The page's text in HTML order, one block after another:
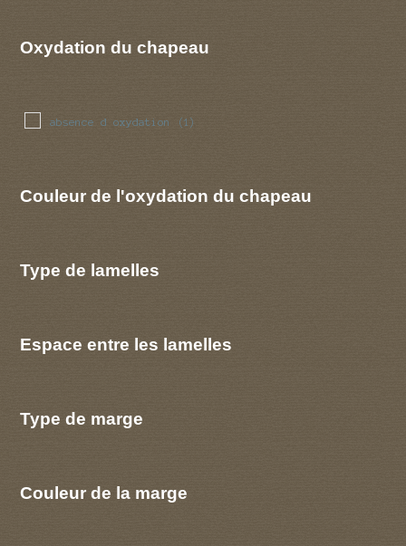
Oxydation du chapeau
absence d oxydation (1)
Couleur de l'oxydation du chapeau
Type de lamelles
Espace entre les lamelles
Type de marge
Couleur de la marge